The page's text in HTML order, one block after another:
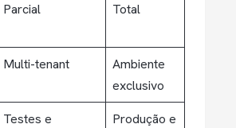
Parcial Total
Multi-tenant
Ambiente
exclusivo
Testes e
Produção e